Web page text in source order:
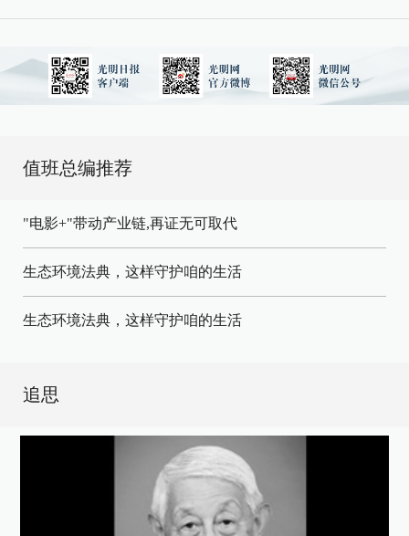
值班总编推荐
"电影+"带动产业链,再证无可取代
生态环境法典，这样守护咱的生活
生态环境法典，这样守护咱的生活
追思